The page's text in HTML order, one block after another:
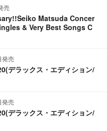
売
Matsuda Concer
& Very Best Songs C
発売
デラックス・エディション/
発売
デラックス・エディション/